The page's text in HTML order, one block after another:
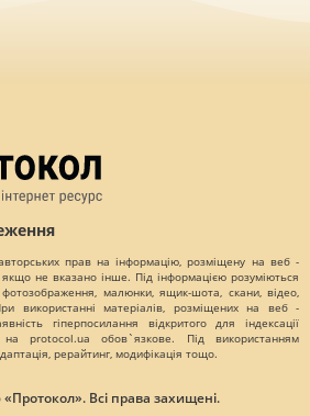
прав на інформацію, розміщену на веб -
якщо не вказано інше. Під інформацією розуміються
фотозображення, малюнки, ящик-шота, скани, відео,
використанні матеріалів, розміщених на веб -
гіперпосилання відкритого для індексації
protocol.ua обов`язкове. Під використанням
рерайтинг, модифікація тощо.
Всі права захищені.